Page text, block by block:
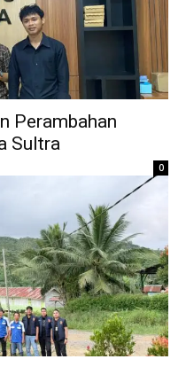
Perambahan
Sultra
0